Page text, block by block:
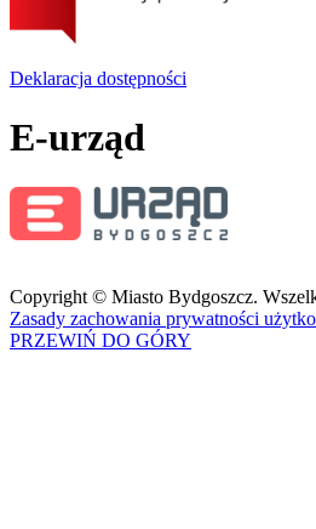
Deklaracja dostępności
E-urząd
Copyright © Miasto Bydgoszcz.
Zasady zachowania prywatności
PRZEWIŃ DO GÓRY